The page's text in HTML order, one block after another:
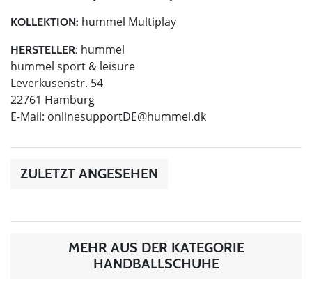
KOLLEKTION: hummel Multiplay
HERSTELLER: hummel
hummel sport & leisure
Leverkusenstr. 54
22761 Hamburg
E-Mail: onlinesupportDE@hummel.dk
ZULETZT ANGESEHEN
MEHR AUS DER KATEGORIE
HANDBALLSCHUHE